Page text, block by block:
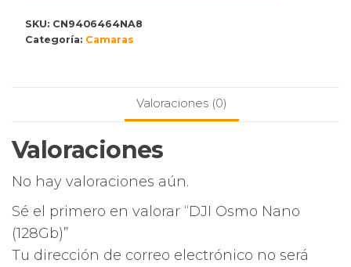
SKU: CN9406464NA8
Categoría: Camaras
Valoraciones (0)
Valoraciones
No hay valoraciones aún.
Sé el primero en valorar “DJI Osmo Nano
(128Gb)”
Tu dirección de correo electrónico no será